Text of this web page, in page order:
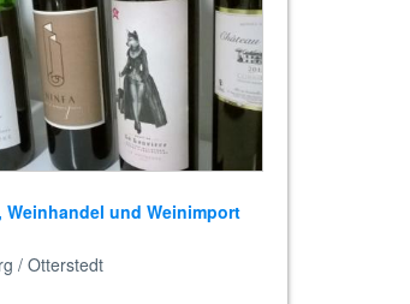
Weinhandel und Weinimport
/ Otterstedt